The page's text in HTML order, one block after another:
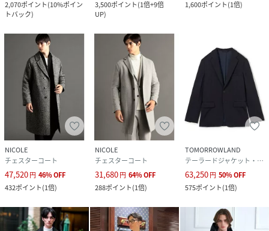
2,070ポイント(10%ポイン
トバック)
3,500ポイント(1倍+9倍
UP)
1,600ポイント(1倍)
NICOLE
チェスターコート
47,520円 46%OFF
432ポイント(1倍)
NICOLE
チェスターコート
31,680円 64%OFF
288ポイント(1倍)
TOMORROWLAND
テーラードジャケット・ブレザー
63,250円 50%OFF
575ポイント(1倍)